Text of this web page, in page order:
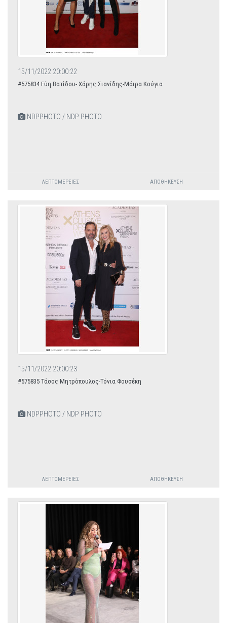
15/11/2022 20:00:22
#575834 Εύη Βατίδου- Χάρης Σιανίδης-Μάιρα Κούγια
NDPPHOTO / NDP PHOTO
ΛΕΠΤΟΜΈΡΕΙΕΣ ΑΠΟΘΉΚΕΥΣΗ
15/11/2022 20:00:23
#575835 Τάσος Μητρόπουλος-Τόνια Φουσέκη
NDPPHOTO / NDP PHOTO
ΛΕΠΤΟΜΈΡΕΙΕΣ ΑΠΟΘΉΚΕΥΣΗ